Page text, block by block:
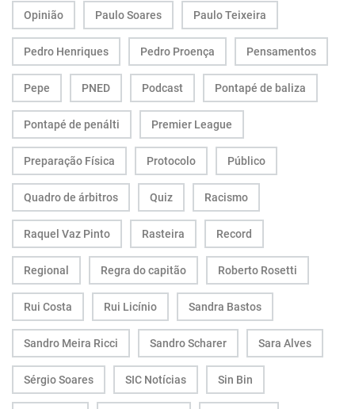
Opinião Paulo Soares Paulo Teixeira
Pedro Henriques Pedro Proença Pensamentos
Pepe PNED Podcast Pontapé de baliza
Pontapé de penálti Premier League
Preparação Física Protocolo Público
Quadro de árbitros Quiz Racismo
Raquel Vaz Pinto Rasteira Record
Regional Regra do capitão Roberto Rosetti
Rui Costa Rui Licínio Sandra Bastos
Sandro Meira Ricci Sandro Scharer Sara Alves
Sérgio Soares SIC Notícias Sin Bin